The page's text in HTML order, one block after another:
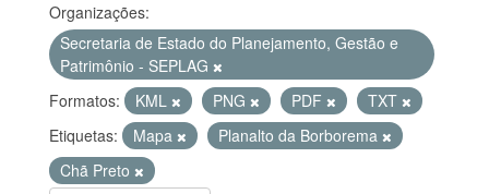
Organizações:
Secretaria de Estado do Planejamento, Gestão e
Patrimônio - SEPLAG
Formatos:
KML PNG PDF
TXT
Etiquetas:
Mapa
Planalto da Borborema
Chã Preto